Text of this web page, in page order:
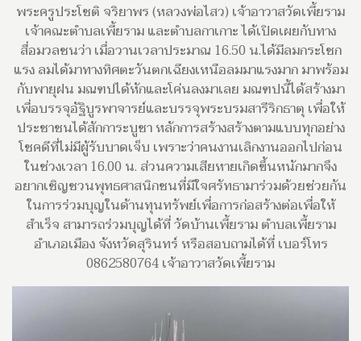
พระครูประโชติ จริยาพร (หลวงพ่อไสว) เจ้าอาวาสวัดเพี้ยราม
เจ้าคณะตำบลเพี้ยราม และตำบลกาเกาะ ได้เปิดเผยกับทาง
สื่อมวลชนว่า เมื่อวานเวลาประมาณ 16.50 น.ได้มีลมกระโชก
แรง ลมได้มาทางทิศตะวันตกเฉียงเหนือลมมาแรงมาก มาพร้อม
กับพายุฝน มณฑปได้หักและโค่นลงมาเลย มณฑปนี้ได้สร้างมา
เพื่อบรรจุอัฐิบูรพาจารย์และบรรจุพระบรมสารีริกธาตุ เพื่อให้
ประชาชนได้สักการะบูชา หลักการสร้างสร้างตามแบบทุกอย่าง
โชคดีที่ไม่มีผู้รับบาดเจ็บ เพราะว่าคนงานเลิกงานออกไปก่อน
ในช่วงเวลา 16.00 น. ส่วนความเสียหายเกิดขึ้นหนักมากจึง
อยากเชิญชวนพุทธศาสนิกชนที่มีใจศรัทธามาร่วมด้วยช่วยกัน
ในการร่วมบุญในด้านทุนทรัพย์เพื่อการก่อสร้างต่อเพื่อให้
สำเร็จ สามารถร่วมบุญได้ที่ วัดบ้านเพี้ยราม ตำบลเพี้ยราม
อำเภอเมือง จังหวัดสุรินทร์ หรือสอบถามได้ที่ เบอร์โทร
0862580764 เจ้าอาวาสวัดเพี้ยราม